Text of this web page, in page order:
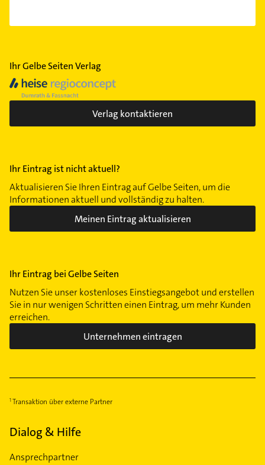
Ihr Gelbe Seiten Verlag
Verlag kontaktieren
Ihr Eintrag ist nicht aktuell?
Aktualisieren Sie Ihren Eintrag auf Gelbe Seiten, um die
Informationen aktuell und vollständig zu halten.
Meinen Eintrag aktualisieren
Ihr Eintrag bei Gelbe Seiten
Nutzen Sie unser kostenloses Einstiegsangebot und erstellen
Sie in nur wenigen Schritten einen Eintrag, um mehr Kunden
erreichen.
Unternehmen eintragen
Transaktion über externe Partner
Dialog & Hilfe
Ansprechpartner